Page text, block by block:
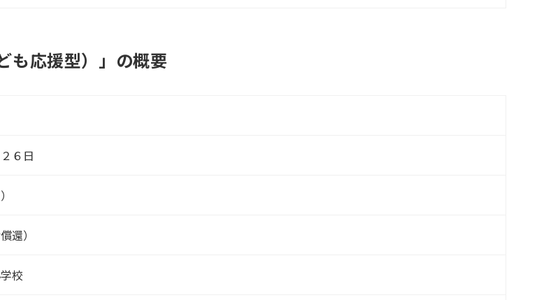
も応援型）」の概要
６日
還）
校